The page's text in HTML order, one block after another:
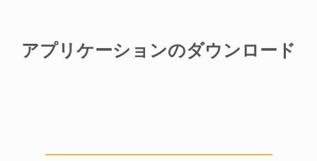
アプリケーションのダウンロード